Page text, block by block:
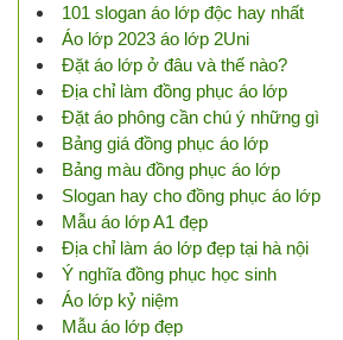
101 slogan áo lớp độc hay nhất
Áo lớp 2023 áo lớp 2Uni
Đặt áo lớp ở đâu và thế nào?
Địa chỉ làm đồng phục áo lớp
Đặt áo phông cần chú ý những gì
Bảng giá đồng phục áo lớp
Bảng màu đồng phục áo lớp
Slogan hay cho đồng phục áo lớp
Mẫu áo lớp A1 đẹp
Địa chỉ làm áo lớp đẹp tại hà nội
Ý nghĩa đồng phục học sinh
Áo lớp kỷ niệm
Mẫu áo lớp đẹp